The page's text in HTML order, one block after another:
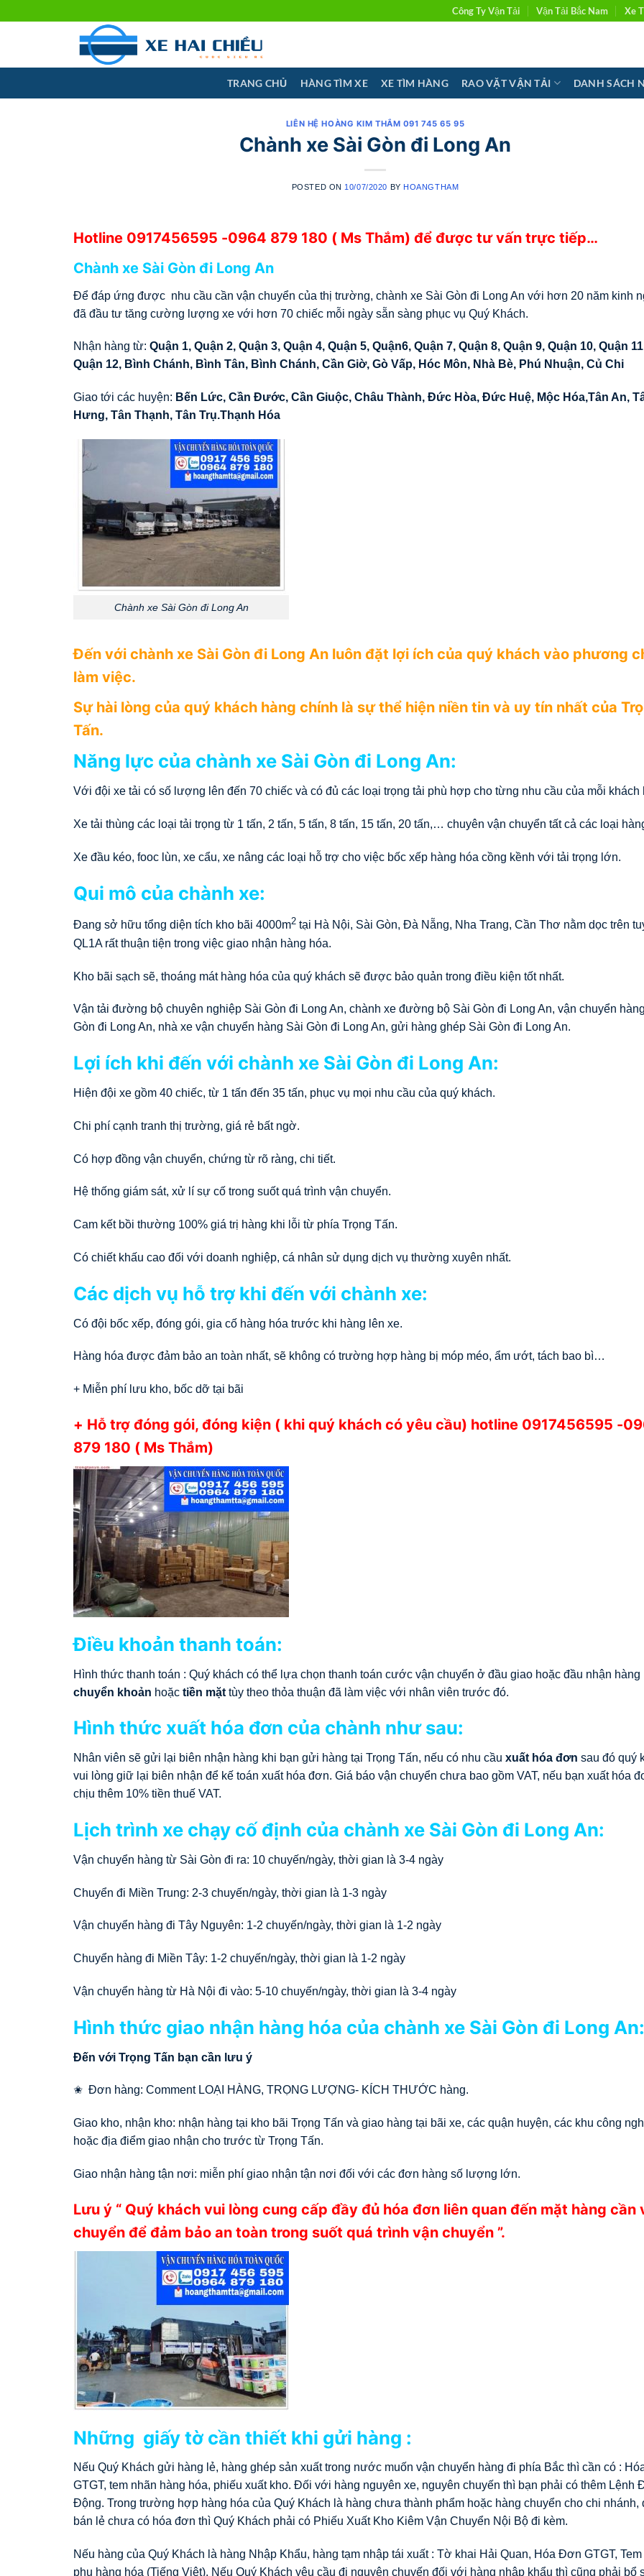
Công Ty Vận Tải Vận Tải Bắc Nam Xe
TRANG CHỦ HÀNG TÌM XE XE TÌM HÀNG RAO VẶT VẬN TẢI DANH SÁCH
LIÊN HỆ HOÀNG KIM THẮM 091 745 65 95
Chành xe Sài Gòn đi Long An
POSTED ON 10/07/2020 BY HOANGTHAM
Hotline 0917456595 -0964 879 180 ( Ms Thắm) để được tư vấn trực tiếp…
Chành xe Sài Gòn đi Long An
Để đáp ứng được nhu cầu cần vận chuyển của thị trường, chành xe Sài Gòn đi Long An với hơn 20 năm kinh
đã đầu tư tăng cường lượng xe với hơn 70 chiếc mỗi ngày sẵn sàng phục vụ Quý Khách.
Nhận hàng từ: Quận 1, Quận 2, Quận 3, Quận 4, Quận 5, Quận6, Quận 7, Quận 8, Quận 9, Quận 10, Quận
Quận 12, Bình Chánh, Bình Tân, Bình Chánh, Cần Giờ, Gò Vấp, Hóc Môn, Nhà Bè, Phú Nhuận, Củ Chi
Giao tới các huyện: Bến Lức, Cần Đước, Cần Giuộc, Châu Thành, Đức Hòa, Đức Huệ, Mộc Hóa,Tân An,
Hưng, Tân Thạnh, Tân Trụ.Thạnh Hóa
Chành xe Sài Gòn đi Long An
Đến với chành xe Sài Gòn đi Long An luôn đặt lợi ích của quý khách vào phương
làm việc.
Sự hài lòng của quý khách hàng chính là sự thể hiện niền tin và uy tín nhất của
Tấn.
Năng lực của chành xe Sài Gòn đi Long An:
Với đội xe tải có số lượng lên đến 70 chiếc và có đủ các loại trọng tải phù hợp cho từng nhu cầu của mỗi khách
Xe tải thùng các loại tải trọng từ 1 tấn, 2 tấn, 5 tấn, 8 tấn, 15 tấn, 20 tấn,… chuyên vận chuyển tất cả các loại
Xe đầu kéo, fooc lùn, xe cẩu, xe nâng các loại hỗ trợ cho việc bốc xếp hàng hóa cồng kềnh với tải trọng lớn.
Qui mô của chành xe:
Đang sở hữu tổng diện tích kho bãi 4000m2 tại Hà Nội, Sài Gòn, Đà Nẵng, Nha Trang, Cần Thơ nằm dọc trên
QL1A rất thuận tiện trong việc giao nhận hàng hóa.
Kho bãi sạch sẽ, thoáng mát hàng hóa của quý khách sẽ được bảo quản trong điều kiện tốt nhất.
Vận tải đường bộ chuyên nghiệp Sài Gòn đi Long An, chành xe đường bộ Sài Gòn đi Long An, vận chuyển
Gòn đi Long An, nhà xe vận chuyển hàng Sài Gòn đi Long An, gửi hàng ghép Sài Gòn đi Long An.
Lợi ích khi đến với chành xe Sài Gòn đi Long An:
Hiện đội xe gồm 40 chiếc, từ 1 tấn đến 35 tấn, phục vụ mọi nhu cầu của quý khách.
Chi phí cạnh tranh thị trường, giá rẻ bất ngờ.
Có hợp đồng vận chuyển, chứng từ rõ ràng, chi tiết.
Hệ thống giám sát, xử lí sự cố trong suốt quá trình vận chuyển.
Cam kết bồi thường 100% giá trị hàng khi lỗi từ phía Trọng Tấn.
Có chiết khấu cao đối với doanh nghiệp, cá nhân sử dụng dịch vụ thường xuyên nhất.
Các dịch vụ hỗ trợ khi đến với chành xe:
Có đội bốc xếp, đóng gói, gia cố hàng hóa trước khi hàng lên xe.
Hàng hóa được đảm bảo an toàn nhất, sẽ không có trường hợp hàng bị móp méo, ẩm ướt, tách bao bì…
+ Miễn phí lưu kho, bốc dỡ tại bãi
+ Hỗ trợ đóng gói, đóng kiện ( khi quý khách có yêu cầu) hotline 0917456595 -
879 180 ( Ms Thắm)
Điều khoản thanh toán:
Hình thức thanh toán : Quý khách có thể lựa chọn thanh toán cước vận chuyển ở đầu giao hoặc đầu nhận hàng
chuyển khoản hoặc tiền mặt tùy theo thỏa thuận đã làm việc với nhân viên trước đó.
Hình thức xuất hóa đơn của chành như sau:
Nhân viên sẽ gửi lại biên nhận hàng khi bạn gửi hàng tại Trọng Tấn, nếu có nhu cầu xuất hóa đơn sau đó quý
vui lòng giữ lại biên nhận để kế toán xuất hóa đơn. Giá báo vận chuyển chưa bao gồm VAT, nếu bạn xuất hóa
chịu thêm 10% tiền thuế VAT.
Lịch trình xe chạy cố định của chành xe Sài Gòn đi Long An:
Vận chuyển hàng từ Sài Gòn đi ra: 10 chuyến/ngày, thời gian là 3-4 ngày
Chuyển đi Miền Trung: 2-3 chuyến/ngày, thời gian là 1-3 ngày
Vận chuyển hàng đi Tây Nguyên: 1-2 chuyến/ngày, thời gian là 1-2 ngày
Chuyển hàng đi Miền Tây: 1-2 chuyến/ngày, thời gian là 1-2 ngày
Vận chuyển hàng từ Hà Nội đi vào: 5-10 chuyến/ngày, thời gian là 3-4 ngày
Hình thức giao nhận hàng hóa của chành xe Sài Gòn đi Long An:
Đến với Trọng Tấn bạn cần lưu ý
✬ Đơn hàng: Comment LOẠI HÀNG, TRỌNG LƯỢNG- KÍCH THƯỚC hàng.
Giao kho, nhận kho: nhận hàng tại kho bãi Trọng Tấn và giao hàng tại bãi xe, các quận huyện, các khu công
hoặc địa điểm giao nhận cho trước từ Trọng Tấn.
Giao nhận hàng tận nơi: miễn phí giao nhận tận nơi đối với các đơn hàng số lượng lớn.
Lưu ý “ Quý khách vui lòng cung cấp đầy đủ hóa đơn liên quan đến mặt hàng cần
chuyển để đảm bảo an toàn trong suốt quá trình vận chuyển ”.
Những giấy tờ cần thiết khi gửi hàng :
Nếu Quý Khách gửi hàng lẻ, hàng ghép sản xuất trong nước muốn vận chuyển hàng đi phía Bắc thì cần có :
GTGT, tem nhãn hàng hóa, phiếu xuất kho. Đối với hàng nguyên xe, nguyên chuyến thì bạn phải có thêm Lệnh
Động. Trong trường hợp hàng hóa của Quý Khách là hàng chưa thành phẩm hoặc hàng chuyển cho chi nhánh,
bán lẻ chưa có hóa đơn thì Quý Khách phải có Phiếu Xuất Kho Kiêm Vận Chuyển Nội Bộ đi kèm.
Nếu hàng của Quý Khách là hàng Nhập Khẩu, hàng tạm nhập tái xuất : Tờ khai Hải Quan, Hóa Đơn GTGT,
phụ hàng hóa (Tiếng Việt). Nếu Quý Khách yêu cầu đi nguyên chuyến đối với hàng nhập khẩu thì cũng phải bổ